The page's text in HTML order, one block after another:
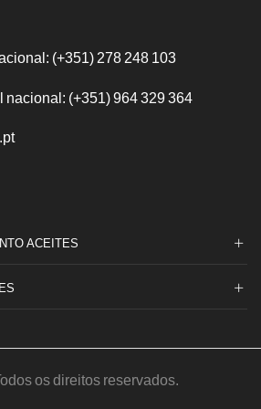
(+351) 278 248 103
nacional: (+351) 964 329 364
ACEITES
os direitos reservados.